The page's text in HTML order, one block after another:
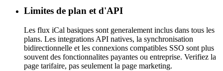
Limites de plan et d'API
Les flux iCal basiques sont generalement inclus dans tous les
plans. Les integrations API natives, la synchronisation
bidirectionnelle et les connexions compatibles SSO sont plus
souvent des fonctionnalites payantes ou entreprise. Verifiez la
page tarifaire, pas seulement la page marketing.